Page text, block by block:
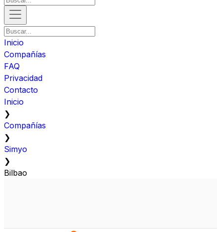
Inicio
Compañías
FAQ
Privacidad
Contacto
Inicio
❯
Compañías
❯
Simyo
❯
Bilbao